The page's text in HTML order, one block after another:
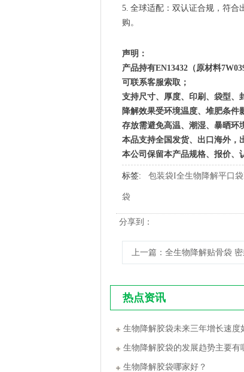
5. 全球适配：双认证合规，符合
购。
声明：
产品持有EN13432（原材料
可联系客服索取；
支持尺寸、厚度、印刷、袋型、
降解效果受环境温度、堆肥条件
存放需避免高温、潮湿、暴晒环
本品支持全国发货、出口海外，
本公司保留本产品规格、报价、
标签: 包装袋I全生物降解平口
袋
分享到：
上一篇 ：全生物降解贴骨袋 密封
热点资讯
生物降解胶袋未来三年增长速度
生物降解胶袋的发展趋势主要有
生物降解胶袋哪家好？